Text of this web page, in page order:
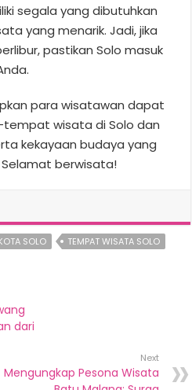
segala yang dibutuhkan
yang menarik. Jadi, jika
pastikan Solo masuk
para wisatawan dapat
wisata di Solo dan
kekayaan budaya yang
berwisata!
SOLO
TEMPAT WISATA SOLO
dari
Next
Mengungkap Pesona Wisata